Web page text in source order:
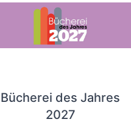
Bücherei des Jahres
2027